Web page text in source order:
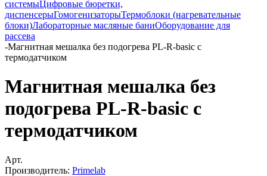
системыЦифровые бюретки,
диспенсерыГомогенизаторыТермоблоки (нагревательные
блоки)Лабораторные масляные баниОборудование для
рассева
-Магнитная мешалка без подогрева PL-R-basic с
термодатчиком
Магнитная мешалка без
подогрева PL-R-basic с
термодатчиком
Арт.
Производитель: Primelab